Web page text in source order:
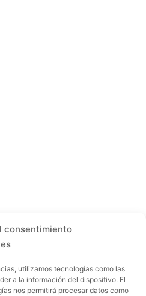
consentimiento
utilizamos tecnologías como las
a la información del dispositivo. El
nos permitirá procesar datos como